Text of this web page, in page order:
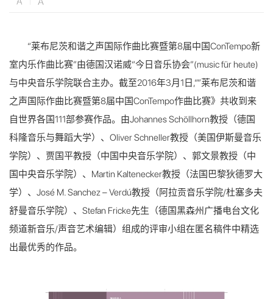
“莱布尼茨和谐之声国际作曲比赛暨第8届中国ConTempo新
室内乐作曲比赛”由德国汉诺威“今日音乐协会”(music für heute)
与中央音乐学院联合主办。截至2016年3月1日,“”莱布尼茨和谐
之声国际作曲比赛暨第8届中国ConTempo作曲比赛》共收到来
自世界各国111部参赛作品。由Johannes Schöllhorn教授（德国
科隆音乐与舞蹈大学）、Oliver Schneller教授（美国伊斯曼音乐
学院）、贾国平教授（中国中央音乐学院）、郭文景教授（中
国中央音乐学院）、Martin Kaltenecker教授（法国巴黎狄德罗大
学）、José M. Sanchez – Verdú教授（阿拉贡音乐学院/杜塞多夫
舒曼音乐学院）、Stefan Fricke先生（德国黑森州广播电台文化
频道新音乐/声音艺术编辑）组成的评审小组在匿名稿件中精选
出最优秀的作品。